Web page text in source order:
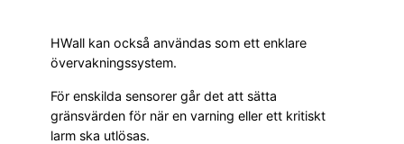
HWall kan också användas som ett enklare
övervakningssystem.
För enskilda sensorer går det att sätta
gränsvärden för när en varning eller ett kritiskt
larm ska utlösas.